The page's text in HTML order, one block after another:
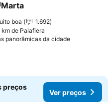
aos favoritos
boa
1.692
km de Palafiera
panorâmicas da cidadeVer preços
preços
Ver preços